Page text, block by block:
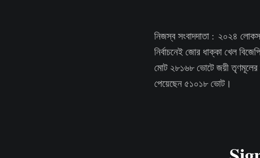
নিজস্ব সংবাদদাতা : ২০২৪
নির্বাচনেই জোর ধাক্কা খেল
মোট ২৮১৬৮ ভোটে জয়ী
পেয়েছেন ৫১০১৮ ভোট।